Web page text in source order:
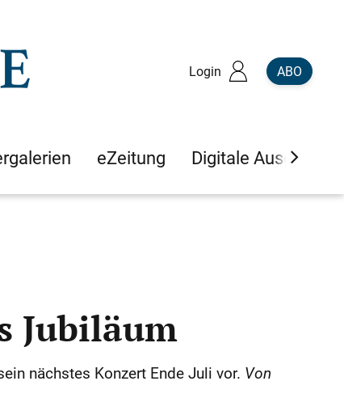
Login ABO
eZeitung Digitale Ausgaben
Jubiläum
nächstes Konzert Ende Juli vor. Von